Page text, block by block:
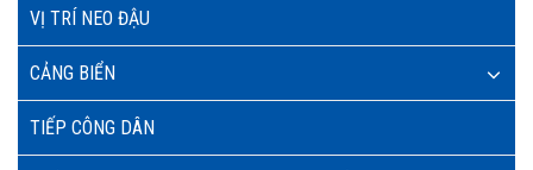
VỊ TRÍ NEO ĐẬU
CẢNG BIỂN
TIẾP CÔNG DÂN